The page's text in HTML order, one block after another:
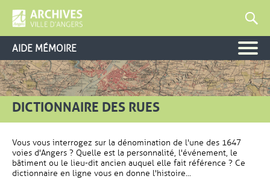
AIDE MÉMOIRE
DICTIONNAIRE DES RUES
Vous vous interrogez sur la dénomination de l'une des 1647
voies d'Angers ? Quelle est la personnalité, l'événement, le
bâtiment ou le lieu-dit ancien auquel elle fait référence ? Ce
dictionnaire en ligne vous en donne l'histoire...